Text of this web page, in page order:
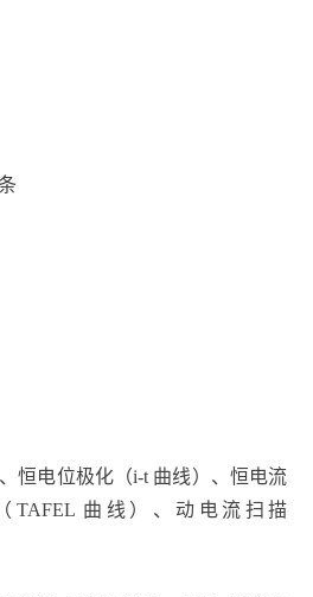
恒电位极化（i-t 曲线）、恒电流
TAFEL 曲线）、动电流扫描